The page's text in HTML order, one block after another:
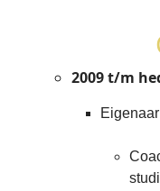
2009 t/m